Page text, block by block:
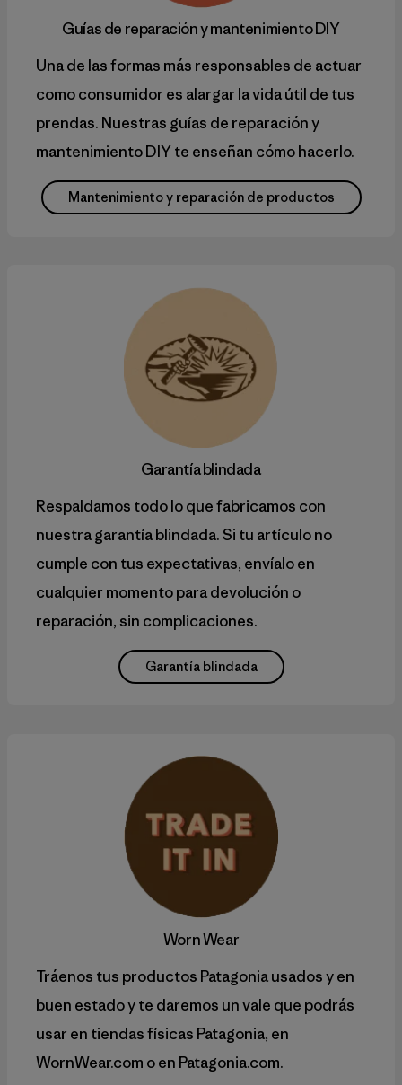
Guías de reparación y mantenimientoDIY
Una de las formas más responsables de actuar
como consumidor es alargar la vida útil de tus
prendas. Nuestras guías de reparación y
mantenimiento DIY te enseñan cómo hacerlo.
Mantenimiento y reparación de productos
Garantía blindada
Respaldamos todo lo que fabricamos con
nuestra garantía blindada. Si tu artículo no
cumple con tus expectativas, envíalo en
cualquier momento para devolución o
reparación, sin complicaciones.
Garantía blindada
Worn Wear
Tráenos tus productos Patagonia usados y en
buen estado y te daremos un vale que podrás
usar en tiendas físicas Patagonia, en
WornWear.com o en Patagonia.com.